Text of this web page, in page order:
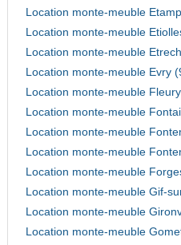
Location monte-meuble
Location monte-meuble
Location monte-meuble
Location monte-meuble Evry
Location monte-meuble
Location monte-meuble
Location monte-meuble
Location monte-meuble
Location monte-meuble
Location monte-meuble Gif-
Location monte-meuble
Location monte-meuble